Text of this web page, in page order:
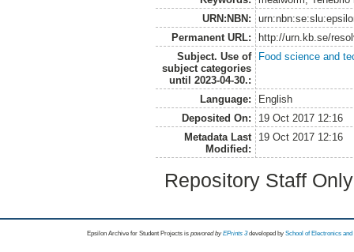
URN:NBN:
Permanent URL:
http://urn.kb.se/
Subject. Use of
subject categories
until 2023-04-30.:
Food science and
Language:
English
Deposited On:
19 Oct 2017 12:16
Metadata Last
Modified:
19 Oct 2017 12:16
Repository Staff
Epsilon Archive for Student Projects is powored byEPrints 3 developed by School of Electronics